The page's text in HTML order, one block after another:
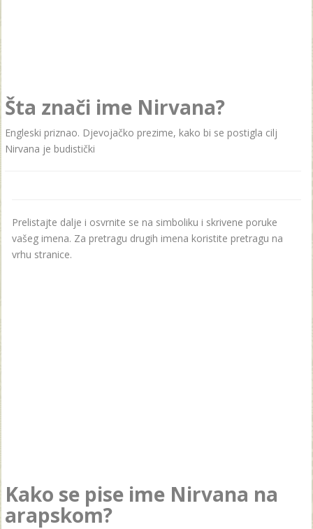
Šta znači ime Nirvana?
Engleski priznao. Djevojačko prezime, kako bi se postigla cilj
Nirvana je budistički
Prelistajte dalje i osvrnite se na simboliku i skrivene poruke
vašeg imena. Za pretragu drugih imena koristite pretragu na
vrhu stranice.
Kako se pise ime Nirvana na
arapskom?